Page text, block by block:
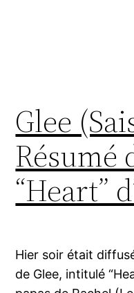
Glee
Résumé
“Heart”
Hier soir était
de Glee, intitulé